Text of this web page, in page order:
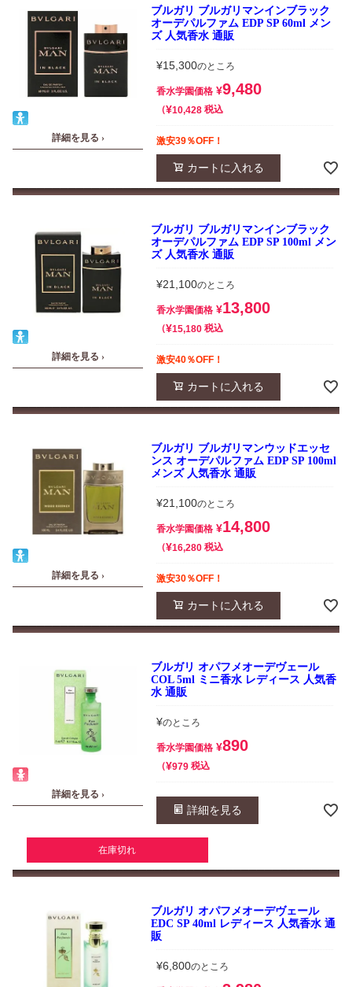
詳細を見る ›
ブルガリ ブルガリマンインブラック
オーデパルファム EDP SP 60ml メン
ズ 人気香水 通販
¥15,300のところ
香水学園価格 ¥9,480
¥10,428 税込
激安39％OFF！
カートに入れる
詳細を見る ›
ブルガリ ブルガリマンインブラック
オーデパルファム EDP SP 100ml メン
ズ 人気香水 通販
¥21,100のところ
香水学園価格 ¥13,800
¥15,180 税込
激安40％OFF！
カートに入れる
詳細を見る ›
ブルガリ ブルガリマンウッドエッセ
ンス オーデパルファム EDP SP 100ml
メンズ 人気香水 通販
¥21,100のところ
香水学園価格 ¥14,800
¥16,280 税込
激安30％OFF！
カートに入れる
詳細を見る ›
ブルガリ オパフメオーデヴェール
COL 5ml ミニ香水 レディース 人気香
水 通販
¥のところ
香水学園価格 ¥890
¥979 税込
詳細を見る
在庫切れ
ブルガリ オパフメオーデヴェール
EDC SP 40ml レディース 人気香水 通
販
¥6,800のところ